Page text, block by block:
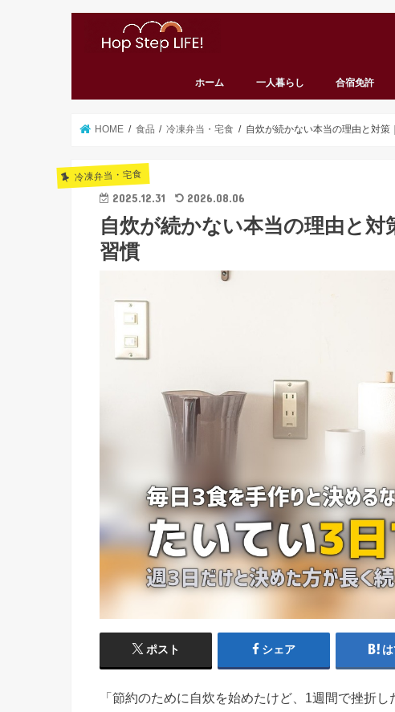
ホーム 一人暮らし 合宿免許
HOME 食品 冷凍弁当・宅食 自炊が続かない本当の理由と対
冷凍弁当・宅食
2025.12.31 2026.08.06
自炊が続かない本当の理由と
習慣
ポスト シェア
「節約のために自炊を始めたけど、1週間で挫折